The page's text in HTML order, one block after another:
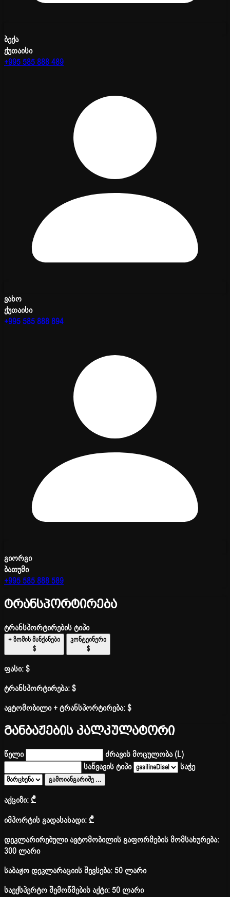
ბექა
ქუთაისი
+995 585 888 489
ვახო
ქუთაისი
+995 585 888 894
გიორგი
ბათუმი
+995 585 888 589
ტრანსპორტირება
ტრანსპორტირების ტიპი
+ ზომის მანქანები
$
კონტეინერი
$
ფასი:$
ტრანსპორტირება:$
ავტომობილი + ტრანსპორტირება:$
განბაჟების კალკულატორი
წელი
ძრავის მოცულობა (L)
საწვავის ტიპი
საჭე
გამოიანგარიშე …
აქციზი:₾
იმპორტის გადასახადი:₾
დეკლარირებული ავტომობილის გაფორმების მომსახურება:
300 ლარი
საბაჟო დეკლარაციის შევსება: 50 ლარი
საექსპერტო შემოწმების აქტი: 50 ლარი